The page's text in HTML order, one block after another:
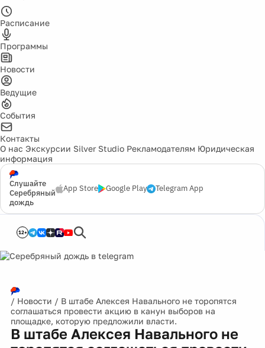
Расписание
Программы
Новости
Ведущие
События
Контакты
О нас Экскурсии Silver Studio Рекламодателям Юридическая
информация
Слушайте
Серебряный
дождь
App Store Google Play Telegram App
12+
/ Новости / В штабе Алексея Навального не торопятся
соглашаться провести акцию в канун выборов на
площадке, которую предложили власти.
В штабе Алексея Навального не